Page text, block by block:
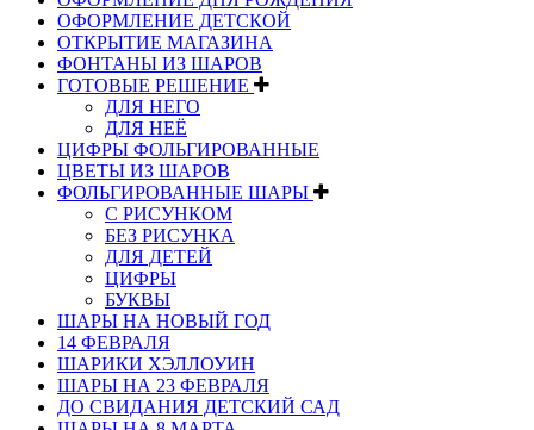
ОФОРМЛЕНИЕ ДЕТСКОЙ
ОТКРЫТИЕ МАГАЗИНА
ФОНТАНЫ ИЗ ШАРОВ
ГОТОВЫЕ РЕШЕНИЕ
ДЛЯ НЕГО
ДЛЯ НЕЁ
ЦИФРЫ ФОЛЬГИРОВАННЫЕ
ЦВЕТЫ ИЗ ШАРОВ
ФОЛЬГИРОВАННЫЕ ШАРЫ
С РИСУНКОМ
БЕЗ РИСУНКА
ДЛЯ ДЕТЕЙ
ЦИФРЫ
БУКВЫ
ШАРЫ НА НОВЫЙ ГОД
14 ФЕВРАЛЯ
ШАРИКИ ХЭЛЛОУИН
ШАРЫ НА 23 ФЕВРАЛЯ
ДО СВИДАНИЯ ДЕТСКИЙ САД